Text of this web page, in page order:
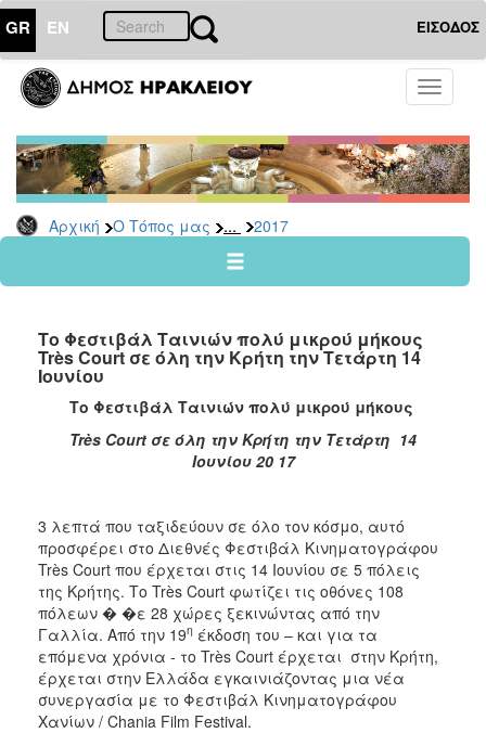
GR EN ΕΙΣΟΔΟΣ
Toggle
Αρχική Ο Τόπος μας ... 2017
ΤΟΠΟΣ
ΜΑΣ
Ανακοινώσεις
Αρχείο
2026
2024
2022
2021
2020
2019
2016
2015
2012
2011
Το Φεστιβάλ Ταινιών πολύ μικρού μήκους
Très Court σε όλη την Κρήτη την Τετάρτη 14
Ιουνίου
Το Φεστιβάλ Ταινιών πολύ μικρού μήκους
Très Court σε όλη την Κρήτη την Τετάρτη 14
Ιουνίου 20 17
3 λεπτά που ταξιδεύουν σε όλο τον κόσμo, αυτό
προσφέρει στο Διεθνές Φεστιβάλ Κινηματογράφου
Très Court που έρχεται στις 14 Ιουνίου σε 5 πόλεις
της Κρήτης. Το Très Court φωτίζει τις οθόνες 108
πόλεων � �ε 28 χώρες ξεκινώντας από την
Γαλλία. Από την 19η έκδοση του – και για τα
επόμενα χρόνια - το Très Court έρχεται στην Κρήτη,
έρχεται στην Ελλάδα εγκαινιάζοντας μια νέα
συνεργασία με το Φεστιβάλ Κινηματογράφου
Χανίων / Chania Film Festival.